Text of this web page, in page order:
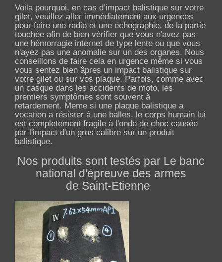
Voila pourquoi, en cas d’impact balistique sur votre
gilet, veuillez aller immédiatement aux urgences
pour faire une radio et une échographie, de la partie
touchée afin de bien vérifier que vous n'avez pas
une hémorragie internet de type lente ou que vous
n'ayez pas une anomalie sur un des organes. Nous
conseillons de faire cela en urgence même si vous
vous sentez bien âpres un impact balistique sur
votre gilet ou sur vos plaque. Parfois, comme avec
un casque dans les accidents de moto, les
premiers symptômes sont souvent à
retardement. Meme si une plaque balistique a
vocation a résister à une balles, le corps humain lui
est completement fragile à l'onde de choc causée
par l'impact d'un gros calibre sur un produit
balistique.
Nos produits sont testés par Le banc
national d'épreuve des armes
de Saint-Etienne